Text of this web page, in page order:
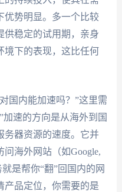
优势明显。多一个比较
供稳定的试用期，亲身
境下的表现，这比任何
国内能加速吗？”这里需
速的方向是从海外到国
务器资源的速度。它并
海外网站（如Google,
是帮你“翻”回国内的网
产品定位，你需要的是